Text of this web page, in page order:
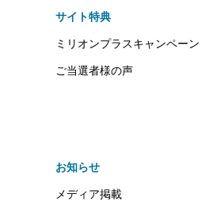
サイト特典
ミリオンプラスキャンペーン
ご当選者様の声
お知らせ
メディア掲載